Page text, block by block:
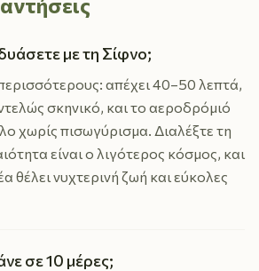
με τη Σίφνο;
απέχει 40–50 λεπτά,
σκηνικό, και το αεροδρόμιό
χωρίς πισωγύρισμα. Διαλέξτε τη
είναι ο λιγότερος κόσμος, και
θέλει νυχτερινή ζωή και εύκολες
σε 10 μέρες;